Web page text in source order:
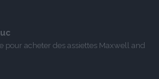
pour acheter des assiettes Maxwell and